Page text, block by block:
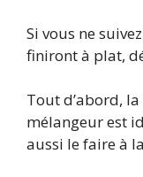
Si vous ne
finiront à plat,
Tout d’abord,
mélangeur est
aussi le faire à